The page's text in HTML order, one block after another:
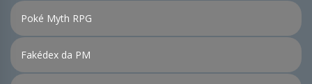
Poké Myth RPG
Fakédex da PM